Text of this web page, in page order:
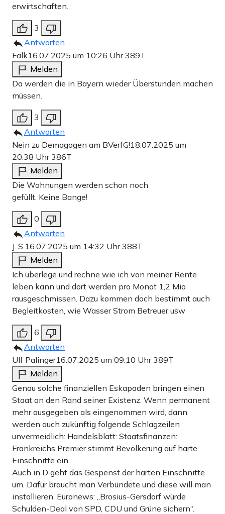
erwirtschaften.
3
Antworten
Falk16.07.2025 um 10:26 Uhr389T
Melden
Da werden die in Bayern wieder Überstunden machen
müssen.
3
Antworten
Nein zu Demagogen am BVerfG!18.07.2025 um
20:38 Uhr386T
Melden
Die Wohnungen werden schon noch
gefüllt. Keine Bange!
0
Antworten
J. S. 16.07.2025 um 14:32 Uhr388T
Melden
Ich überlege und rechne wie ich von meiner Rente
leben kann und dort werden pro Monat 1,2 Mio
rausgeschmissen. Dazu kommen doch bestimmt auch
Begleitkosten, wie Wasser Strom Betreuer usw
6
Antworten
Ulf Palinger16.07.2025 um 09:10 Uhr389T
Melden
Genau solche finanziellen Eskapaden bringen einen
Staat an den Rand seiner Existenz. Wenn permanent
mehr ausgegeben als eingenommen wird, dann
werden auch zukünftig folgende Schlagzeilen
unvermeidlich: Handelsblatt: Staatsfinanzen:
Frankreichs Premier stimmt Bevölkerung auf harte
Einschnitte ein.
Auch in D geht das Gespenst der harten Einschnitte
um. Dafür braucht man Verbündete und diese will man
installieren. Euronews: „Brosius-Gersdorf würde
Schulden-Deal von SPD, CDU und Grüne sichern“.